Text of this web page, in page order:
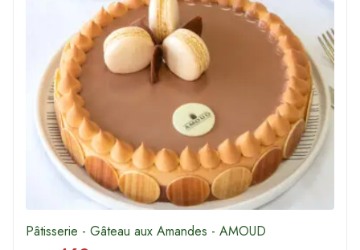
Pâtisserie - Gâteau aux Amandes - AMOUD